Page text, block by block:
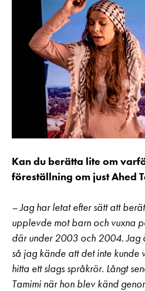
Kan du berätta lite om
föreställning om just Ahed
– Jag har letat efter sätt att
upplevde mot barn och vuxna
där under 2003 och 2004. Jag
så jag kände att det inte kunde
hitta ett slags språkrör. Långt
Tamimi när hon blev känd